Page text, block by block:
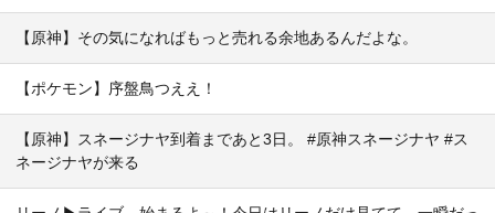
【原神】その気になればもっと売れる余地あるんだよな。
【ポケモン】序盤鳥つええ！
【原神】スネージナヤ到着まであと3日。 #原神スネージナヤ #ス
ネージナヤが来る